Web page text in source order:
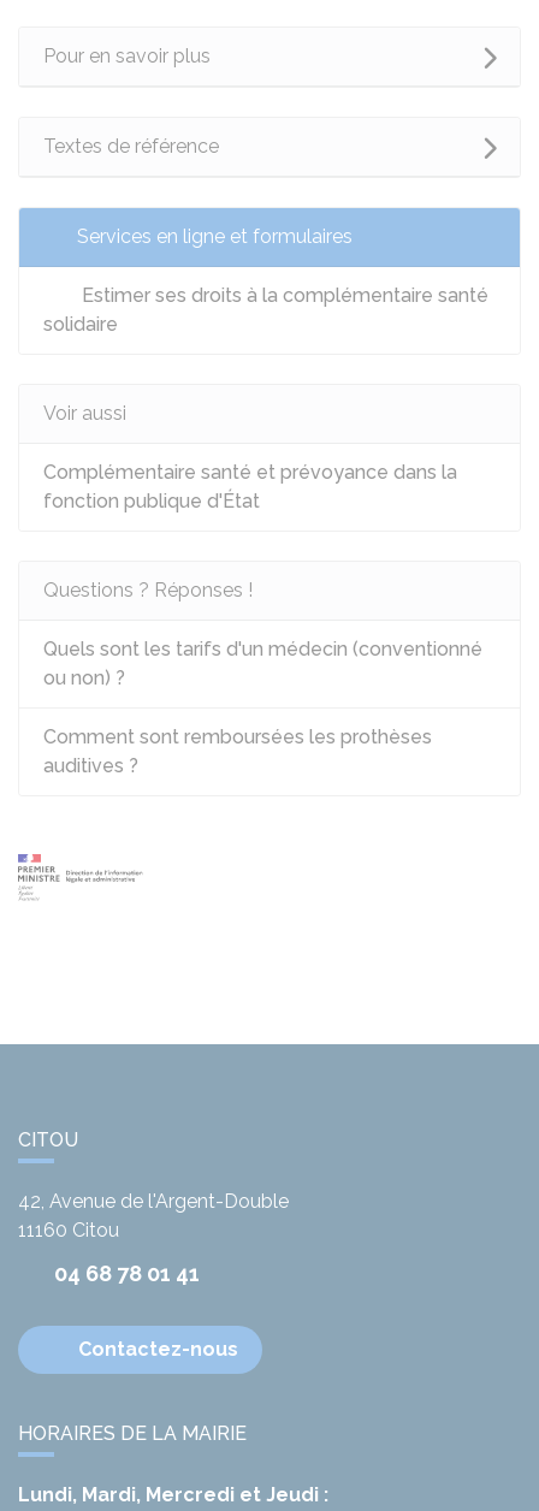
Pour en savoir plus
Textes de référence
Services en ligne et formulaires
Estimer ses droits à la complémentaire santé
solidaire
Voir aussi
Complémentaire santé et prévoyance dans la
fonction publique d'État
Questions ? Réponses !
Quels sont les tarifs d'un médecin (conventionné
ou non) ?
Comment sont remboursées les prothèses
auditives ?
CITOU
42, Avenue de l'Argent-Double
11160 Citou
04 68 78 01 41
Contactez-nous
HORAIRES DE LA MAIRIE
Lundi, Mardi, Mercredi et Jeudi :